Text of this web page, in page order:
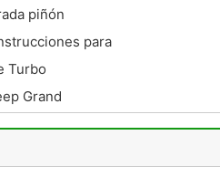
piñón
para
Turbo
Grand